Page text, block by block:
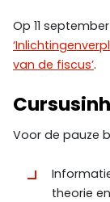
Op 11
van de fiscus’.
Voor de pauze
theorie